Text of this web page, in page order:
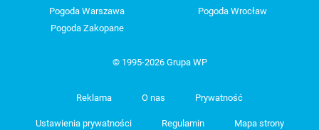
Pogoda Warszawa
Pogoda Wrocław
Pogoda Zakopane
© 1995-2026 Grupa WP
Reklama O nas Prywatność
Ustawienia prywatności Regulamin Mapa strony